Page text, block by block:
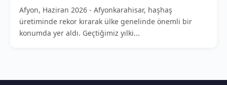
Afyon, Haziran 2026 - Afyonkarahisar, haşhaş
üretiminde rekor kırarak ülke genelinde önemli bir
konumda yer aldı. Geçtiğimiz yılki...